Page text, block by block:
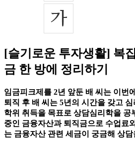
[슬기로운 투자생활] 복
금 한 방에 정리하기
임금피크제를 2년 앞둔 배 씨는 이번
퇴직 후 배 씨는 5년의 시간을 갖고
학위 취득을 목표로 상담심리학을 공
중인 금융자산과 퇴직금으로 수업료
는 금융자산 관련 세금이 궁금해 상